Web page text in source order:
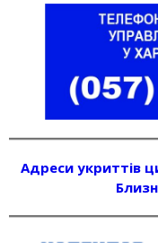
Адреси укриттів